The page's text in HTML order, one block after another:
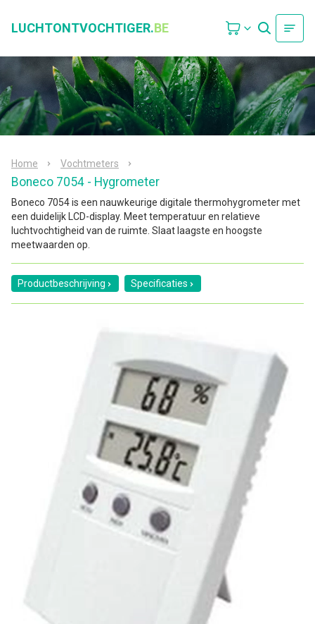
LUCHTONTVOCHTIGER.BE
Home Vochtmeters
Boneco 7054 - Hygrometer
Boneco 7054 is een nauwkeurige digitale thermohygrometer met
een duidelijk LCD-display. Meet temperatuur en relatieve
luchtvochtigheid van de ruimte. Slaat laagste en hoogste
meetwaarden op.
Productbeschrijving Specificaties